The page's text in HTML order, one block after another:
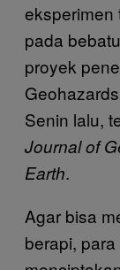
eksperimen
pada
proyek
Senin lalu,
Journal of
Earth.
Agar bisa
berapi,